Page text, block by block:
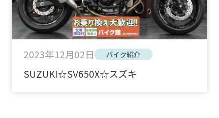
2023年12月02日 バイク紹介
SUZUKI☆SV650X☆スズキ